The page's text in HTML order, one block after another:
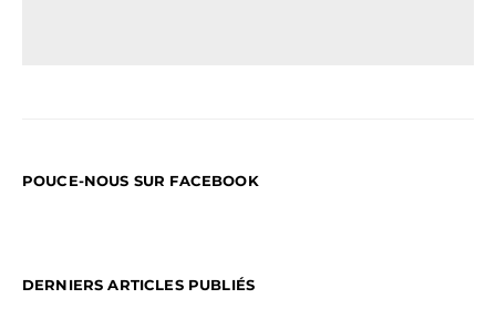
POUCE-NOUS SUR FACEBOOK
DERNIERS ARTICLES PUBLIÉS